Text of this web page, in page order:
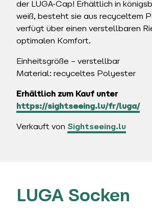
der LUGA-Cap! Erhältlich in
weiß, besteht sie aus recyceltem
verfügt über einen verstellbaren
optimalen Komfort.
Einheitsgröße – verstellbar
Material: recyceltes Polyester
Erhältlich zum Kauf unter
https://sightseeing.lu/fr/luga/
Verkauft von Sightseeing.lu
LUGA Socken